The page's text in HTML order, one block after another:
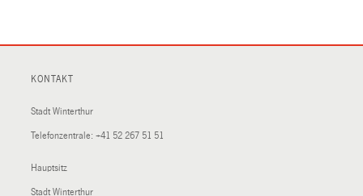
KONTAKT
Stadt Winterthur
Telefonzentrale: +41 52 267 51 51
Hauptsitz
Stadt Winterthur